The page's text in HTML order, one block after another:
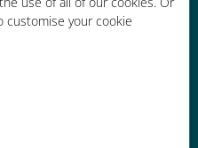
customise your cookie